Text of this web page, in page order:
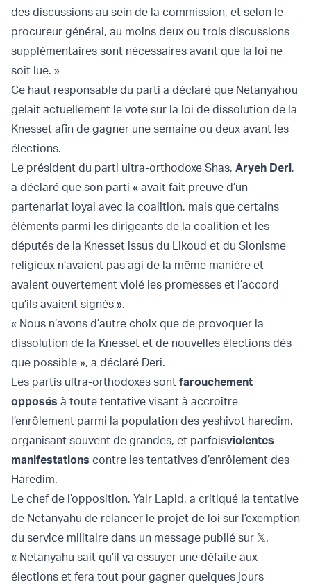
des discussions au sein de la commission, et selon le
procureur général, au moins deux ou trois discussions
supplémentaires sont nécessaires avant que la loi ne
soit lue. »
Ce haut responsable du parti a déclaré que Netanyahou
gelait actuellement le vote sur la loi de dissolution de la
Knesset afin de gagner une semaine ou deux avant les
élections.
Le président du parti ultra-orthodoxe Shas, Aryeh Deri,
a déclaré que son parti « avait fait preuve d’un
partenariat loyal avec la coalition, mais que certains
éléments parmi les dirigeants de la coalition et les
députés de la Knesset issus du Likoud et du Sionisme
religieux n’avaient pas agi de la même manière et
avaient ouvertement violé les promesses et l’accord
qu’ils avaient signés ».
« Nous n’avons d’autre choix que de provoquer la
dissolution de la Knesset et de nouvelles élections dès
que possible », a déclaré Deri.
Les partis ultra-orthodoxes sont farouchement
opposés à toute tentative visant à accroître
l’enrôlement parmi la population des yeshivot haredim,
organisant souvent de grandes, et parfoisviolentes
manifestations contre les tentatives d’enrôlement des
Haredim.
Le chef de l’opposition, Yair Lapid, a critiqué la tentative
de Netanyahu de relancer le projet de loi sur l’exemption
du service militaire dans un message publié sur 𝕏.
« Netanyahu sait qu’il va essuyer une défaite aux
élections et fera tout pour gagner quelques jours